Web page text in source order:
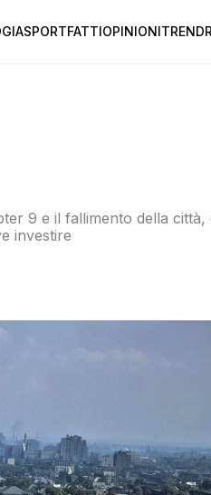
SPORTFATTIOPINIONITREND
9 e il fallimento della città,
investire